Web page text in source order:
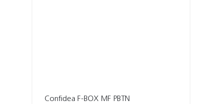
Confidea F-BOX MF PBTN